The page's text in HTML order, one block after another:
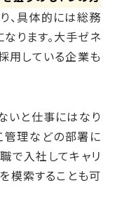
、具体的には総務
なります。大手ゼネ
用している企業も
いと仕事にはなり
管理などの部署に
で入社してキャリ
模索することも可